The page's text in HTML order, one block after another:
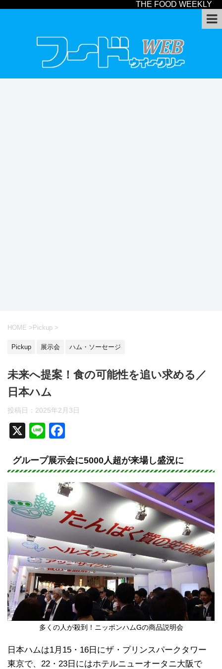
THE FOOD WEEKLY
HOME >Pickup >
Pickup 展示会 ハム・ソーセージ
未来へ提案！食の可能性を追い求める／
日本ハム
投稿日：2025年2月3日
X
Li
e
c
e
b
o
o
k
グループ展示会に5000人超が来場し盛況に
多くの人が殺到！ニッポンハムGの商品説明会
日本ハムは1月15・16日にザ・プリンスパークタワー
東京で、22・23日にはホテルニューオータニ大阪で